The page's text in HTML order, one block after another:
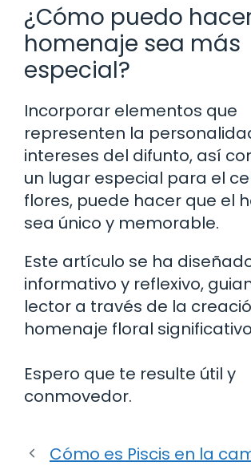
¿Cómo puedo
homenaje sea más
especial?
Incorporar elementos que
representen la
intereses del difunto, así
un lugar especial para el
flores, puede hacer que el
sea único y memorable.
Este artículo se ha
informativo y reflexivo,
lector a través de la
homenaje floral
Espero que te resulte útil y
conmovedor.
Cómo es Piscis en la